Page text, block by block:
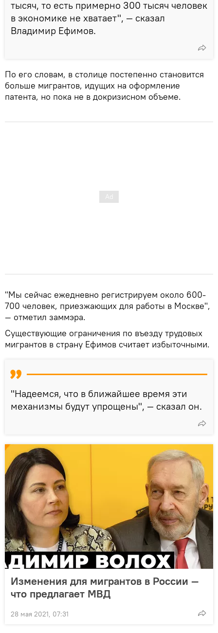
тысяч, то есть примерно 300 тысяч человек
в экономике не хватает", — сказал
Владимир Ефимов.
По его словам, в столице постепенно становится
больше мигрантов, идущих на оформление
патента, но пока не в докризисном объеме.
"Мы сейчас ежедневно регистрируем около 600-
700 человек, приезжающих для работы в Москве",
— отметил заммэра.
Существующие ограничения по въезду трудовых
мигрантов в страну Ефимов считает избыточными.
"Надеемся, что в ближайшее время эти
механизмы будут упрощены", — сказал он.
Изменения для мигрантов в России —
что предлагает МВД
28 мая 2021, 07:31